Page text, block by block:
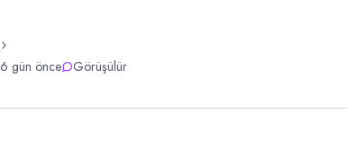
6 gün önce Görüşülür